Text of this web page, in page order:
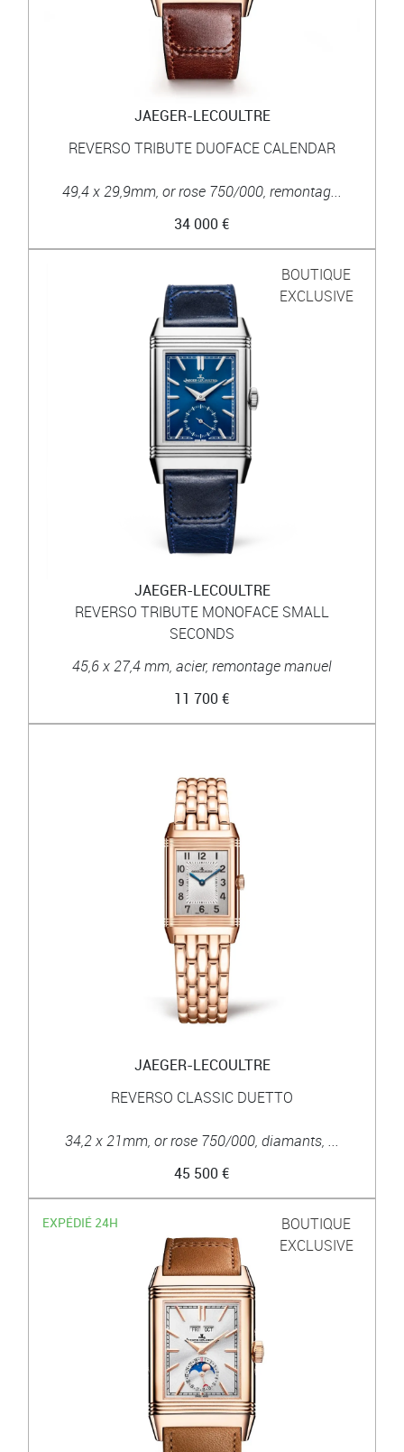
JAEGER-LECOULTRE
REVERSO TRIBUTE DUOFACE CALENDAR
49,4 x 29,9mm, or rose 750/000, remontag...
34 000 €
BOUTIQUE
EXCLUSIVE
JAEGER-LECOULTRE
REVERSO TRIBUTE MONOFACE SMALL
SECONDS
45,6 x 27,4 mm, acier, remontage manuel
11 700 €
JAEGER-LECOULTRE
REVERSO CLASSIC DUETTO
34,2 x 21mm, or rose 750/000, diamants, ...
45 500 €
EXPÉDIÉ 24H
BOUTIQUE
EXCLUSIVE